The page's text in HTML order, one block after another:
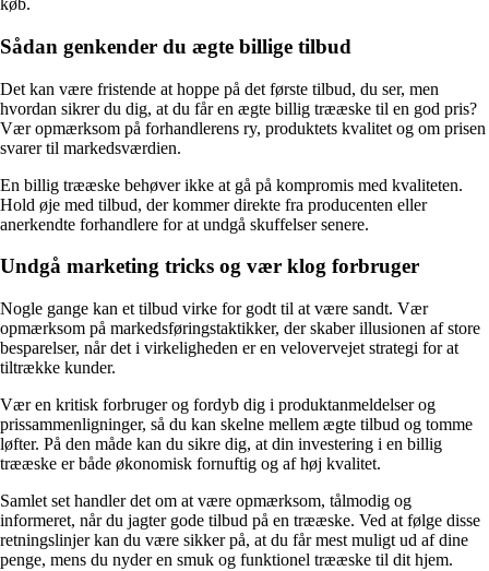
køb.
Sådan genkender du ægte billige tilbud
Det kan være fristende at hoppe på det første tilbud, du ser, men
hvordan sikrer du dig, at du får en ægte billig trææske til en god pris?
Vær opmærksom på forhandlerens ry, produktets kvalitet og om prisen
svarer til markedsværdien.
En billig trææske behøver ikke at gå på kompromis med kvaliteten.
Hold øje med tilbud, der kommer direkte fra producenten eller
anerkendte forhandlere for at undgå skuffelser senere.
Undgå marketing tricks og vær klog forbruger
Nogle gange kan et tilbud virke for godt til at være sandt. Vær
opmærksom på markedsføringstaktikker, der skaber illusionen af store
besparelser, når det i virkeligheden er en velovervejet strategi for at
tiltrække kunder.
Vær en kritisk forbruger og fordyb dig i produktanmeldelser og
prissammenligninger, så du kan skelne mellem ægte tilbud og tomme
løfter. På den måde kan du sikre dig, at din investering i en billig
trææske er både økonomisk fornuftig og af høj kvalitet.
Samlet set handler det om at være opmærksom, tålmodig og
informeret, når du jagter gode tilbud på en trææske. Ved at følge disse
retningslinjer kan du være sikker på, at du får mest muligt ud af dine
penge, mens du nyder en smuk og funktionel trææske til dit hjem.